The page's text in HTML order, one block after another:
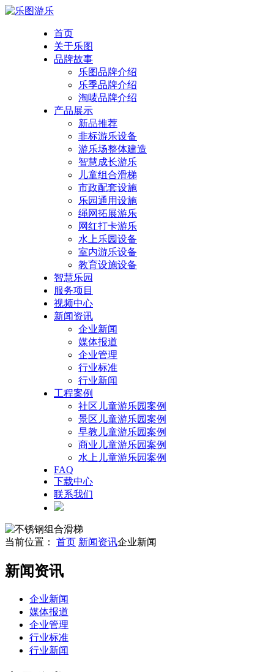
首页
关于乐图
品牌故事
乐图品牌介绍
乐季品牌介绍
淘唛品牌介绍
产品展示
新品推荐
非标游乐设备
游乐场整体建造
智慧成长游乐
儿童组合滑梯
市政配套设施
乐园通用设施
绳网拓展游乐
网红打卡游乐
水上乐园设备
室内游乐设备
教育设施设备
智慧乐园
服务项目
视频中心
新闻资讯
企业新闻
媒体报道
企业管理
行业标准
行业新闻
工程案例
社区儿童游乐园案例
景区儿童游乐园案例
早教儿童游乐园案例
商业儿童游乐园案例
水上儿童游乐园案例
FAQ
下载中心
联系我们
当前位置： 首页 新闻资讯企业新闻
新闻资讯
企业新闻
媒体报道
企业管理
行业标准
行业新闻